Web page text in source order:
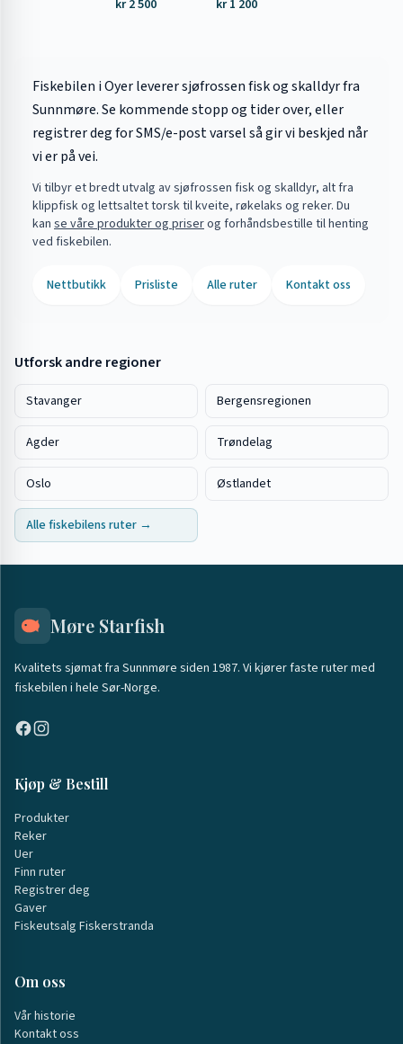
kr 2 500
kr 1 200
Fiskebilen i Oyer leverer sjøfrossen fisk og skalldyr fra
Sunnmøre. Se kommende stopp og tider over, eller
registrer deg for SMS/e-post varsel så gir vi beskjed når
vi er på vei.
Vi tilbyr et bredt utvalg av sjøfrossen fisk og skalldyr, alt fra
klippfisk og lettsaltet torsk til kveite, røkelaks og reker. Du
kan se våre produkter og priserog forhåndsbestille til henting
ved fiskebilen.
Nettbutikk Prisliste Alle ruter Kontakt oss
Utforsk andre regioner
Stavanger Bergensregionen
Agder Trøndelag
Oslo Østlandet
Alle fiskebilens ruter →
Møre Starfish
Kvalitets sjømat fra Sunnmøre siden 1987. Vi kjører faste ruter med
fiskebilen i hele Sør-Norge.
Kjøp & Bestill
Produkter
Reker
Uer
Finn ruter
Registrer deg
Gaver
Fiskeutsalg Fiskerstranda
Om oss
Vår historie
Kontakt oss